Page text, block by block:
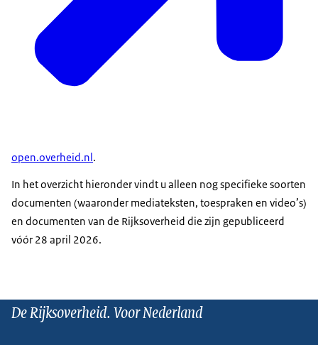
open.overheid.nl.
In het overzicht hieronder vindt u alleen nog specifieke soorten
documenten (waaronder mediateksten, toespraken en video’s)
en documenten van de Rijksoverheid die zijn gepubliceerd
vóór 28 april 2026.
De Rijksoverheid. Voor Nederland